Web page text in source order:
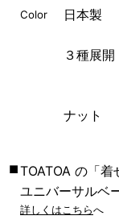
Color 日本製
３種展
チ
ウ
ナット
■TOATOA の「着
ユニバーサルベ
詳しくはこちらへ